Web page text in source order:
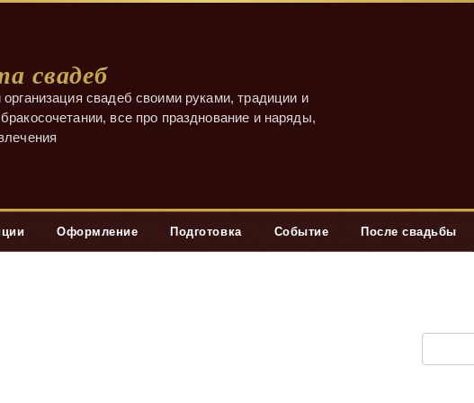
свадеб
организация свадеб своими руками, традиции и
все про празднование и наряды,
Оформление Подготовка Событие После свадьбы